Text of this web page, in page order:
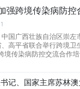
强跨境传染病防控
国广西壮族自治区崇左
高平省联合举行跨境卫
境传染病防控交流合作
记、国家主席苏林澳